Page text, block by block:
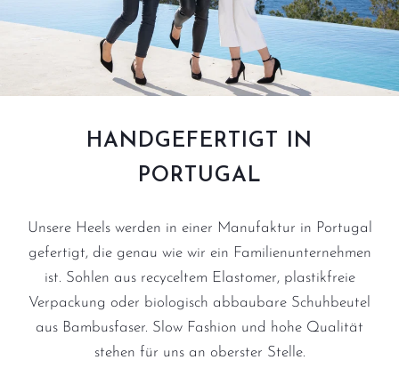
HANDGEFERTIGT IN
PORTUGAL
Unsere Heels werden in einer Manufaktur in Portugal
gefertigt, die genau wie wir ein Familienunternehmen
ist. Sohlen aus recyceltem Elastomer, plastikfreie
Verpackung oder biologisch abbaubare Schuhbeutel
aus Bambusfaser. Slow Fashion und hohe Qualität
stehen für uns an oberster Stelle.